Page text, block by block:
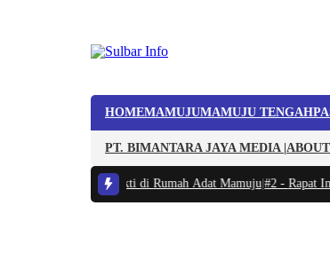
HOMEMAMUJUMAMUJU TENGAH
PT. BIMANTARA JAYA MEDIA | ABOUT
Karya Bakti di Rumah Adat Mamuju|#2 -Rapat Internal